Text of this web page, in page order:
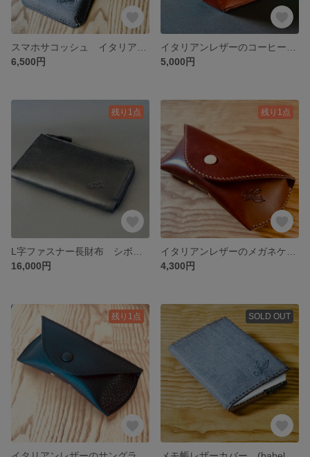
6,500円
5,000円
残り1点
16,000円
残り1点
4,300円
残り1点 SOLD OUT